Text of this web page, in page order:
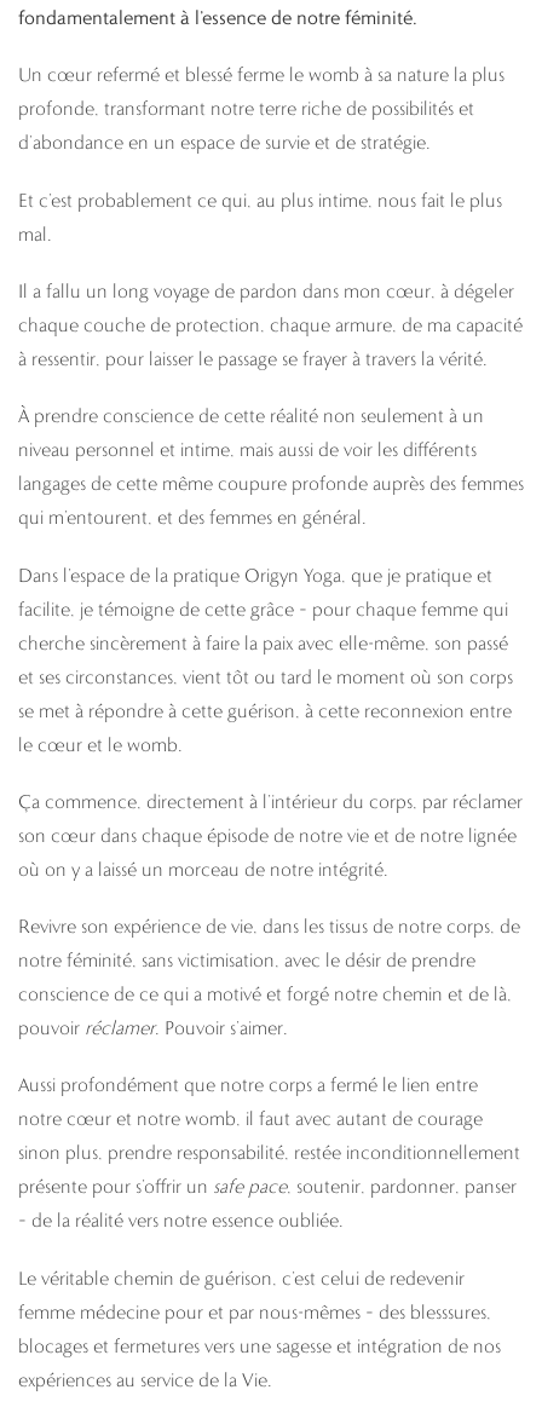
fondamentalement à l’essence de notre féminité.
Un cœur refermé et blessé ferme le womb à sa nature la plus
profonde, transformant notre terre riche de possibilités et
d’abondance en un espace de survie et de stratégie.
Et c’est probablement ce qui, au plus intime, nous fait le plus
mal.
Il a fallu un long voyage de pardon dans mon cœur, à dégeler
chaque couche de protection, chaque armure, de ma capacité
à ressentir, pour laisser le passage se frayer à travers la vérité.
À prendre conscience de cette réalité non seulement à un
niveau personnel et intime, mais aussi de voir les différents
langages de cette même coupure profonde auprès des femmes
qui m’entourent, et des femmes en général.
Dans l’espace de la pratique Origyn Yoga, que je pratique et
facilite, je témoigne de cette grâce – pour chaque femme qui
cherche sincèrement à faire la paix avec elle-même, son passé
et ses circonstances, vient tôt ou tard le moment où son corps
se met à répondre à cette guérison, à cette reconnexion entre
le cœur et le womb.
Ça commence, directement à l’intérieur du corps, par réclamer
son cœur dans chaque épisode de notre vie et de notre lignée
où on y a laissé un morceau de notre intégrité.
Revivre son expérience de vie, dans les tissus de notre corps, de
notre féminité, sans victimisation, avec le désir de prendre
conscience de ce qui a motivé et forgé notre chemin et de là,
pouvoir réclamer. Pouvoir s’aimer.
Aussi profondément que notre corps a fermé le lien entre
notre cœur et notre womb, il faut avec autant de courage
sinon plus, prendre responsabilité, restée inconditionnellement
présente pour s’offrir un safe pace, soutenir, pardonner, panser
– de la réalité vers notre essence oubliée.
Le véritable chemin de guérison, c’est celui de redevenir
femme médecine pour et par nous-mêmes – des blesssures,
blocages et fermetures vers une sagesse et intégration de nos
expériences au service de la Vie.